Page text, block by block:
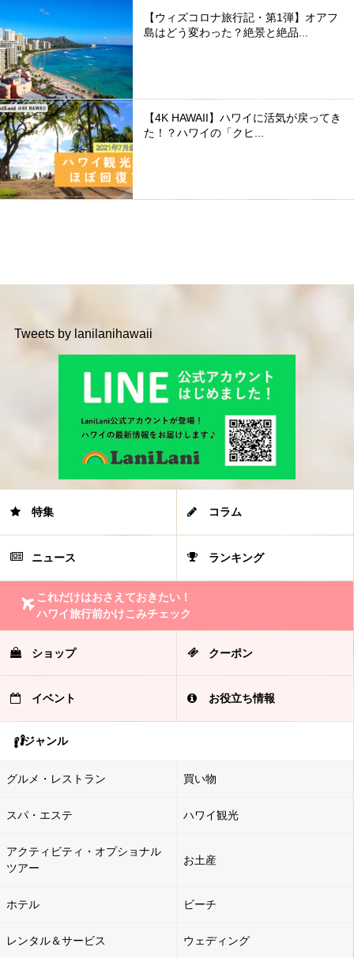
【ウィズコロナ旅行記・第1弾】オアフ
島はどう変わった？絶景と絶品...
【4K HAWAII】ハワイに活気が戻ってき
た！？ハワイの「クヒ...
Tweets by lanilanihawaii
特集 コラム
ニュース ランキング
これだけはおさえておきたい！
ハワイ旅行前かけこみチェック
ショップ クーポン
イベント お役立ち情報
ジャンル
グルメ・レストラン 買い物
スパ・エステ ハワイ観光
アクティビティ・オプショナル
ツアー
お土産
ホテル ビーチ
レンタル＆サービス ウェディング